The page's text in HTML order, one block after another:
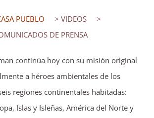
PUEBLO > VIDEOS
>
DE PRENSA
continúa hoy con su misión original
a héroes ambientales de los
regiones continentales habitadas:
Islas y Isleñas, América del Norte y